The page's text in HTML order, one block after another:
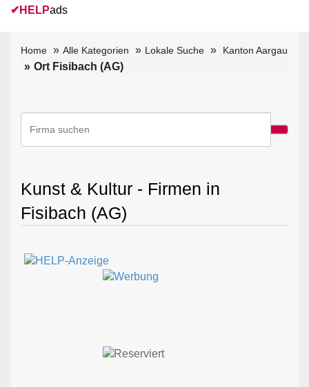
✔ HELPads
Home Alle Kategorien Lokale Suche Kanton Aargau
Ort Fisibach (AG)
Kunst & Kultur - Firmen in
Fisibach (AG)